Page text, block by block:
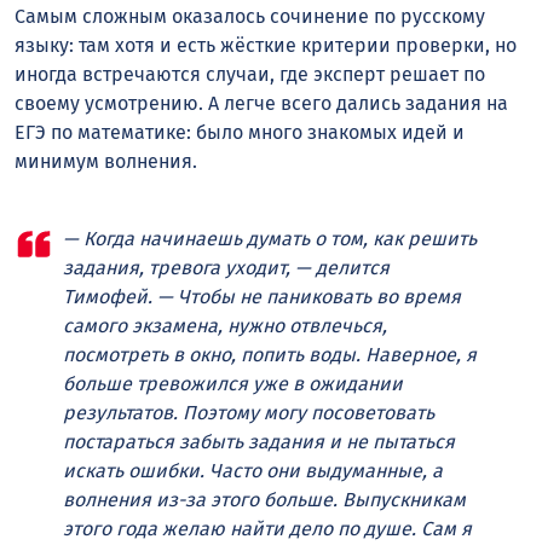
Самым сложным оказалось сочинение по русскому
языку: там хотя и есть жëсткие критерии проверки, но
иногда встречаются случаи, где эксперт решает по
своему усмотрению. А легче всего дались задания на
ЕГЭ по математике: было много знакомых идей и
минимум волнения.
— Когда начинаешь думать о том, как решить
задания, тревога уходит, — делится
Тимофей. — Чтобы не паниковать во время
самого экзамена, нужно отвлечься,
посмотреть в окно, попить воды. Наверное, я
больше тревожился уже в ожидании
результатов. Поэтому могу посоветовать
постараться забыть задания и не пытаться
искать ошибки. Часто они выдуманные, а
волнения из-за этого больше. Выпускникам
этого года желаю найти дело по душе. Сам я